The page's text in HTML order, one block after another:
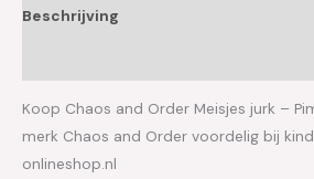
Beschrijving
Koop Chaos and Order Meisjes jurk –
merk Chaos and Order voordelig bij
onlineshop.nl